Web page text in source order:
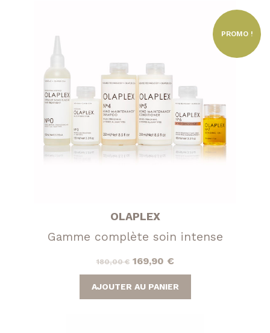
PROMO !
OLAPLEX
Gamme complète soin intense
180,00€ Le
prix
initial
169,90 €Le
prix
actuel
AJOUTER AU PANIER